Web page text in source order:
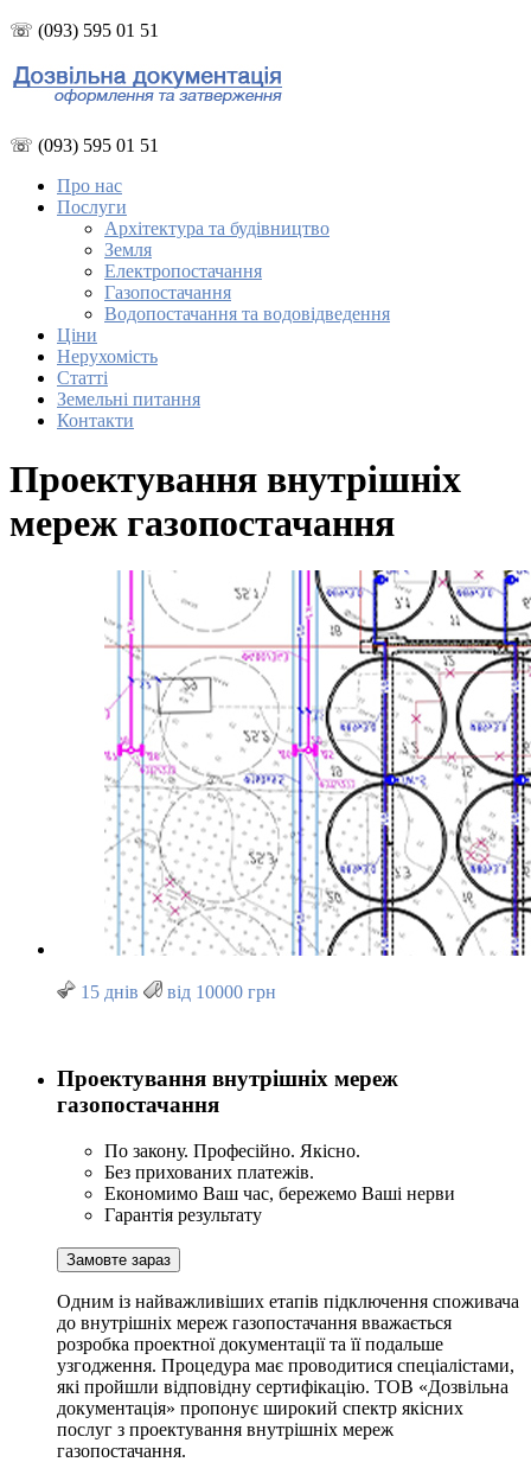
☏ (093) 595 01 51
☏ (093) 595 01 51
Про нас
Послуги
Архітектура та будівництво
Земля
Електропостачання
Газопостачання
Водопостачання та водовідведення
Ціни
Нерухомість
Статті
Земельні питання
Контакти
Проектування внутрішніх
мереж газопостачання
15 днів від 10000 грн
Проектування внутрішніх мереж
газопостачання
По закону. Професійно. Якісно.
Без прихованих платежів.
Економимо Ваш час, бережемо Ваші нерви
Гарантія результату
Замовте зараз
Одним із найважливіших етапів підключення споживача
до внутрішніх мереж газопостачання вважається
розробка проектної документації та її подальше
узгодження. Процедура має проводитися спеціалістами,
які пройшли відповідну сертифікацію. ТОВ «Дозвільна
документація» пропонує широкий спектр якісних
послуг з проектування внутрішніх мереж
газопостачання.